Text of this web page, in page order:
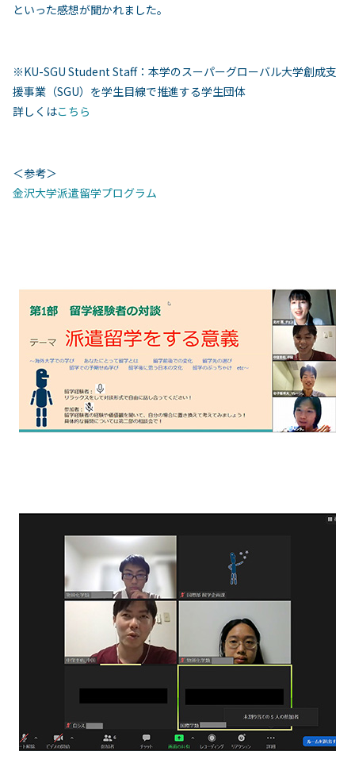
といった感想が聞かれました。
※KU-SGU Student Staff：本学のスーパーグローバル大学創成支
援事業（SGU）を学生目線で推進する学生団体
詳しくはこちら
＜参考＞
金沢大学派遣留学プログラム